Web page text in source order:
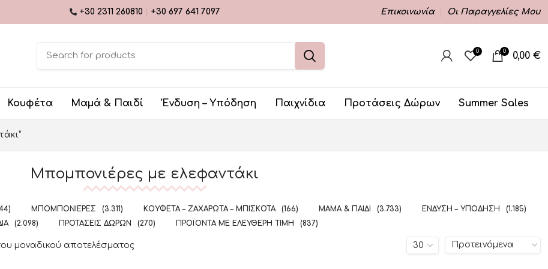
+30 2311 260810 +30 697 641 7097 Επικοινωνία Οι Παραγγελίες Μου
0 0 0,00 €
Κουφέτα Μαμά & Παιδί Ένδυση – Υπόδηση Παιχνίδια Προτάσεις Δώρων Summer Sales
Μπομπονιέρες με ελεφαντάκι
ΜΠΟΜΠΟΝΙΈΡΕΣ (3.311) ΚΟΥΦΈΤΑ – ΖΑΧΑΡΩΤΆ – ΜΠΙΣΚΌΤΑ (166) ΜΑΜΆ & ΠΑΙΔΊ (3.733) ΈΝΔΥΣΗ – ΥΠΌΔΗΣΗ
(1.185)
(2.098) ΠΡΟΤΆΣΕΙΣ ΔΏΡΩΝ (270) ΠΡΟΪΌΝΤΑ ΜΕ ΕΛΕΎΘΕΡΗ ΤΙΜΉ (837)
μοναδικού αποτελέσματος